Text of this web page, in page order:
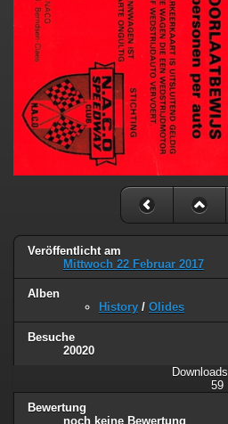
Veröffentlicht am
Mittwoch 22 Februar 2017
Alben
History / Olides
Besuche
20020
Downloads
59
Bewertung
noch keine Bewertung